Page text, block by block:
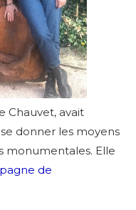
Chauvet, avait
donner les moyens
monumentales. Elle
de